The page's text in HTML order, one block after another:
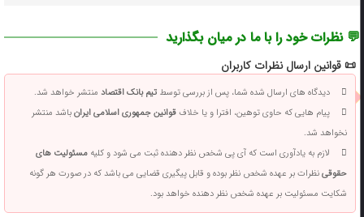
💬 نظرات خود را با ما در میان بگذارید
📜 قوانین ارسال نظرات کاربران
دیدگاه های ارسال شده شما، پس از بررسی توسطتیم بانک اقتصادمنتشر خواهد شد.
پیام هایی که حاوی توهین، افترا و یا خلافقوانین جمهوری اسلامی ایرانباشد منتشر
نخواهد شد.
لازم به یادآوری است که آی پی شخص نظر دهنده ثبت می شود و کلیهمسئولیت های
حقوقینظرات بر عهده شخص نظر بوده و قابل پیگیری قضایی می باشد که در صورت هر گونه
شکایت مسئولیت بر عهده شخص نظر دهنده خواهد بود.